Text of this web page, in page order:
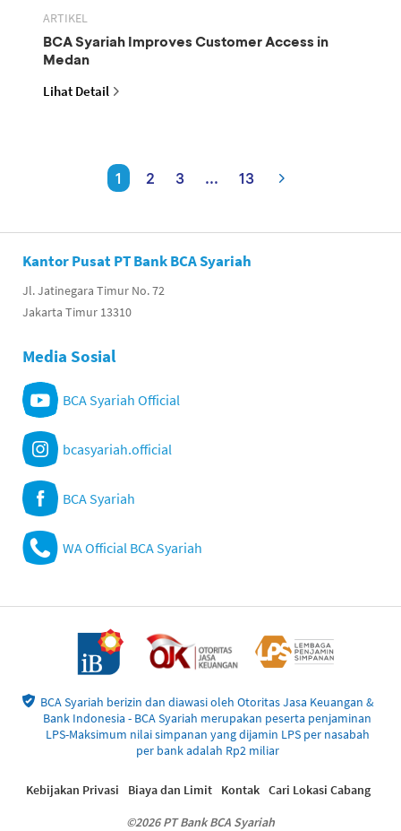
ARTIKEL
BCA Syariah Improves Customer Access in
Medan
Lihat Detail
1 2 3 ... 13
Kantor Pusat PT Bank BCA Syariah
Jl. Jatinegara Timur No. 72
Jakarta Timur 13310
Media Sosial
BCA Syariah Official
bcasyariah.official
BCA Syariah
WA Official BCA Syariah
BCA Syariah berizin dan diawasi oleh Otoritas Jasa Keuangan &
Bank Indonesia - BCA Syariah merupakan peserta penjaminan
LPS-Maksimum nilai simpanan yang dijamin LPS per nasabah
per bank adalah Rp2 miliar
©2026 PT Bank BCA Syariah
Kebijakan Privasi Biaya dan Limit Kontak Cari Lokasi Cabang